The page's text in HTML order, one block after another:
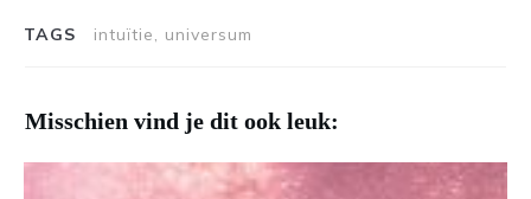
TAGS intuïtie, universum
Misschien vind je dit ook leuk: